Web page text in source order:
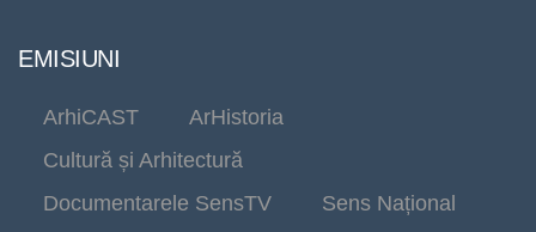
EMISIUNI
ArhiCAST
ArHistoria
Cultură și Arhitectură
Documentarele SensTV
Sens Național